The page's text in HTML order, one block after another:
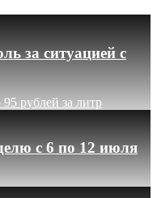
за ситуацией с
рублей за литр
с 6 по 12 июля